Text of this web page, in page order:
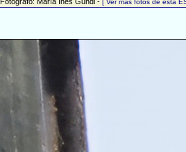
[ Ver más fotos de esta